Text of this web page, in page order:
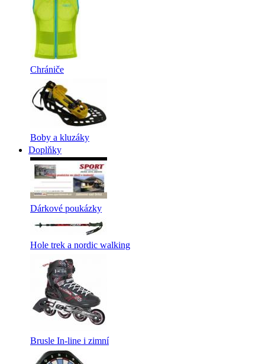
Chrániče
Boby a kluzáky
Doplňky
Dárkové poukázky
Hole trek a nordic walking
Brusle In-line i zimní